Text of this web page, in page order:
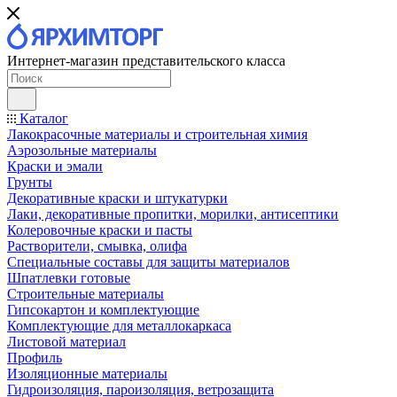
Интернет-магазин представительского класса
Каталог
Лакокрасочные материалы и строительная химия
Аэрозольные материалы
Краски и эмали
Грунты
Декоративные краски и штукатурки
Лаки, декоративные пропитки, морилки, антисептики
Колеровочные краски и пасты
Растворители, смывка, олифа
Специальные составы для защиты материалов
Шпатлевки готовые
Строительные материалы
Гипсокартон и комплектующие
Комплектующие для металлокаркаса
Листовой материал
Профиль
Изоляционные материалы
Гидроизоляция, пароизоляция, ветрозащита